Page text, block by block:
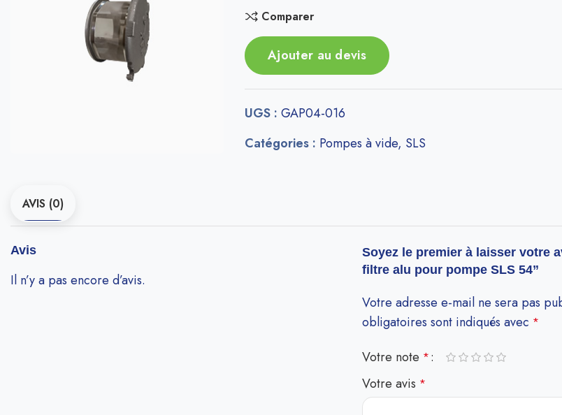
Comparer
Ajouter au devis
UGS :GAP04-016
Catégories : Pompes à vide, SLS
AVIS (0)
Avis
Il n’y a pas encore d’avis.
Soyez le premier à laisser votre
filtre alu pour pompe SLS 54”
Votre adresse e-mail ne sera pas
obligatoires sont indiqués avec *
Votre note *
Votre avis *